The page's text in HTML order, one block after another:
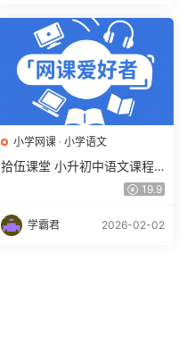
小学网课 · 小学语文
拾伍课堂 小升初中语文课程 2
5.83G课程百度网盘下载 19.9
学霸君 2026-02-02